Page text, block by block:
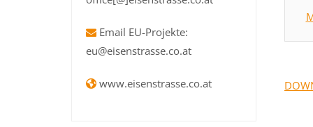
Email EU-Projekte:
eu@eisenstrasse.co.at
www.eisenstrasse.co.at